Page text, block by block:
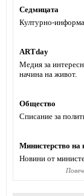
Седмицата
Културно-
АRTday
Медия за
начина на живот.
Общество
Списание за
Министерство на
Новини от